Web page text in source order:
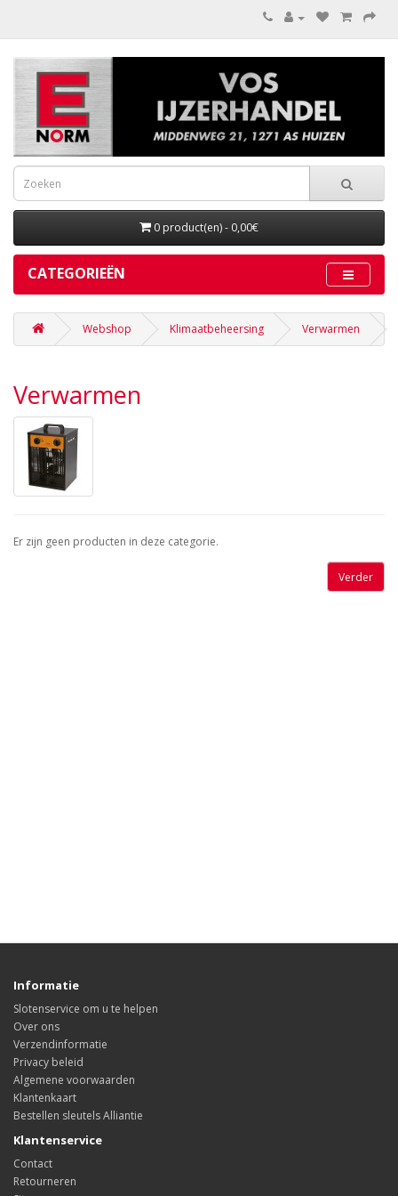
0 product(en) - 0,00€
CATEGORIEËN
Webshop Klimaatbeheersing Verwarmen
Verwarmen
Er zijn geen producten in deze categorie.
Verder
Informatie
Slotenservice om u te helpen
Over ons
Verzendinformatie
Privacy beleid
Algemene voorwaarden
Klantenkaart
Bestellen sleutels Alliantie
Klantenservice
Contact
Retourneren